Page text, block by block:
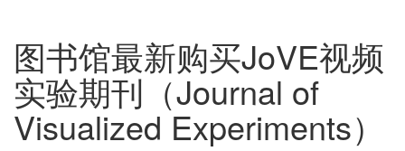
图书馆最新购买JoVE视频
实验期刊（Journal of
Visualized Experiments）